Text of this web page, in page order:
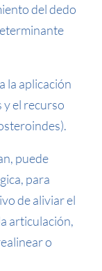
del dedo
la aplicación
el recurso
puede
para
de aliviar el
articulación,
o